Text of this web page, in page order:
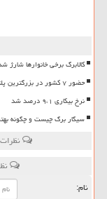
کالابرگ برخی خانوارها
حضور ۷ کشور در بزرگترین پلتفرم تبادلات تجاری حوزه ساخت وساز
نرخ بیکاری ۹،۱ درصد شد
سیگار برگ چیست و چگونه
نام: